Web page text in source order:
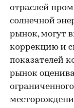
отраслей
солнечной
рынок, могут
коррекцию и
показателей
рынок